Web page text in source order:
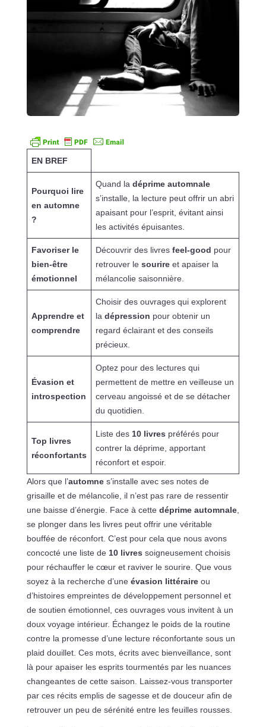
EN BREF
Pourquoi lire
en automne
?
Quand la déprime automnale
s’installe, la lecture peut offrir un abri
apaisant pour l’esprit, évitant ainsi
les activités épuisantes.
Favoriser le
bien-être
émotionnel
Découvrir des livres feel-good pour
retrouver le sourireet apaiser la
mélancolie saisonnière.
Apprendre et
comprendre
Choisir des ouvrages qui explorent
la dépression pour obtenir un
regard éclairant et des conseils
précieux.
Évasion et
introspection
Optez pour des lectures qui
permettent de mettre en veilleuse un
cerveau angoissé et de se détacher
du quotidien.
Top livres
réconfortants
Liste des 10 livres préférés pour
contrer la déprime, apportant
réconfort et espoir.
Alors que l’automnes’installe avec ses notes de
grisaille et de mélancolie, il n’est pas rare de ressentir
une baisse d’énergie. Face à cette déprime automnale,
se plonger dans les livres peut offrir une véritable
bouffée de réconfort. C’est pour cela que nous avons
concocté une liste de 10 livres soigneusement choisis
pour réchauffer le cœur et raviver le sourire. Que vous
soyez à la recherche d’une évasion littéraireou
d’histoires empreintes de développement personnel et
de soutien émotionnel, ces ouvrages vous invitent à un
doux voyage intérieur. Échangez le poids de la routine
contre la promesse d’une lecture réconfortante sous un
plaid douillet. Ces mots, écrits avec bienveillance, sont
là pour apaiser les esprits tourmentés par les nuances
changeantes de cette saison. Laissez-vous transporter
par ces récits emplis de sagesse et de douceur afin de
retrouver un peu de sérénité entre les feuilles rousses.